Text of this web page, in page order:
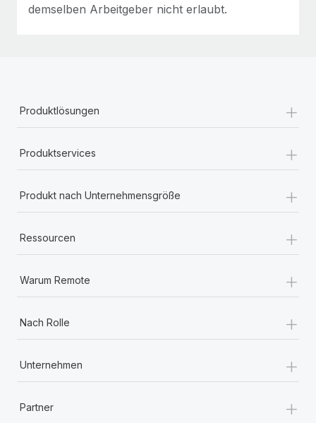
demselben Arbeitgeber nicht erlaubt.
Produktlösungen +
Produktservices +
Produkt nach Unternehmensgröße +
Ressourcen +
Warum Remote +
Nach Rolle +
Unternehmen +
Partner +